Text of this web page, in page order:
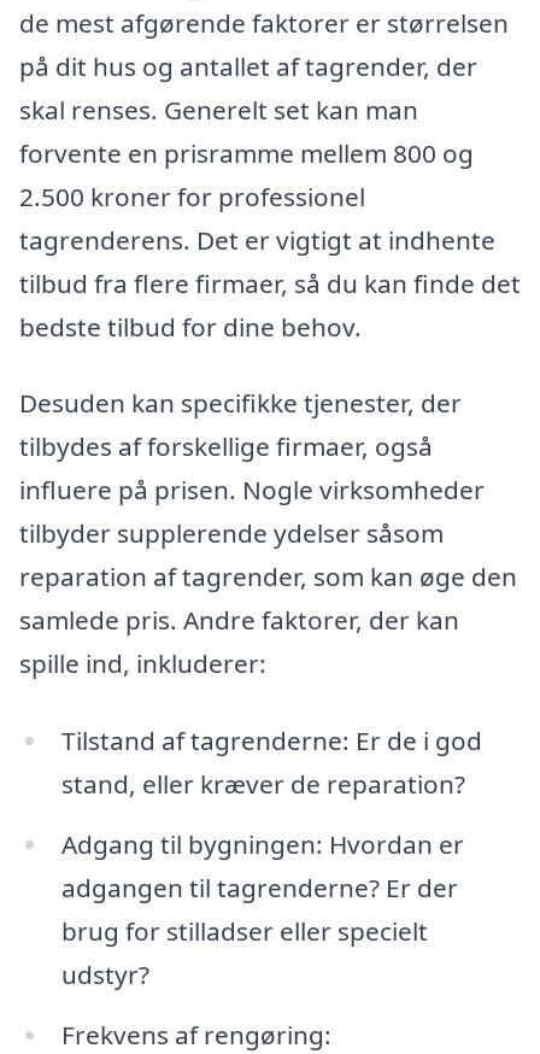
de mest afgørende faktorer er størrelsen
på dit hus og antallet af tagrender, der
skal renses. Generelt set kan man
forvente en prisramme mellem 800 og
2.500 kroner for professionel
tagrenderens. Det er vigtigt at indhente
tilbud fra flere firmaer, så du kan finde det
bedste tilbud for dine behov.
Desuden kan specifikke tjenester, der
tilbydes af forskellige firmaer, også
influere på prisen. Nogle virksomheder
tilbyder supplerende ydelser såsom
reparation af tagrender, som kan øge den
samlede pris. Andre faktorer, der kan
spille ind, inkluderer:
Tilstand af tagrenderne: Er de i god
stand, eller kræver de reparation?
Adgang til bygningen: Hvordan er
adgangen til tagrenderne? Er der
brug for stilladser eller specielt
udstyr?
Frekvens af rengøring: